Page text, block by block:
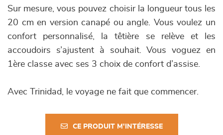
Sur mesure, vous pouvez choisir la longueur tous les
20 cm en version canapé ou angle. Vous voulez un
confort personnalisé, la têtière se relève et les
accoudoirs s’ajustent à souhait. Vous voguez en
1ère classe avec ses 3 choix de confort d’assise.
Avec Trinidad, le voyage ne fait que commencer.
CE PRODUIT M'INTÉRESSE